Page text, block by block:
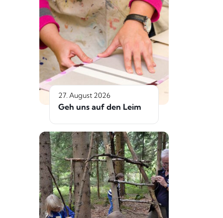
27. August 2026
Geh uns auf den Leim